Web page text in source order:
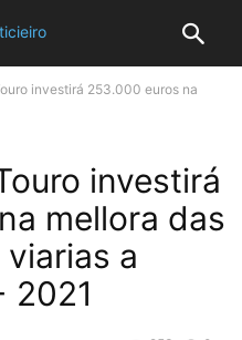
investirá 253.000 euros na
investirá
mellora das
a
2021